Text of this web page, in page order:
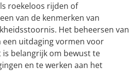
roekeloos rijden of
van de kenmerken van
Het beheersen van
een uitdaging vormen voor
is belangrijk om bewust te
en te werken aan het